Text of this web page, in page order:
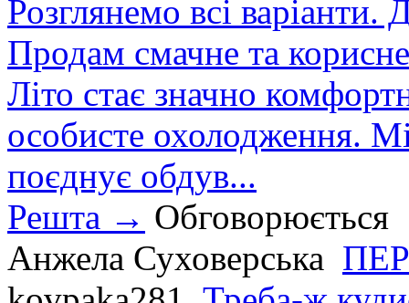
Розглянемо всі варіанти.
Продам смачне та
Літо стає значно
особисте охолодження.
поєднує обдув...
Решта → Обговорюється
Анжела Суховерська